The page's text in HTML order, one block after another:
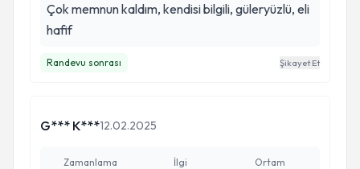
Çok memnun kaldım, kendisi bilgili, güleryüzlü, eli
hafif
Randevu sonrası Şikayet Et
G*** K***12.02.2025
Zamanlama İlgi Ortam